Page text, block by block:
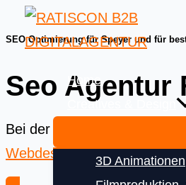
Skip
to
Home
Creatives & Design
3D
SEO Optimierung für Speyer und für
Seo Agentur
Bei der
Webdesignund